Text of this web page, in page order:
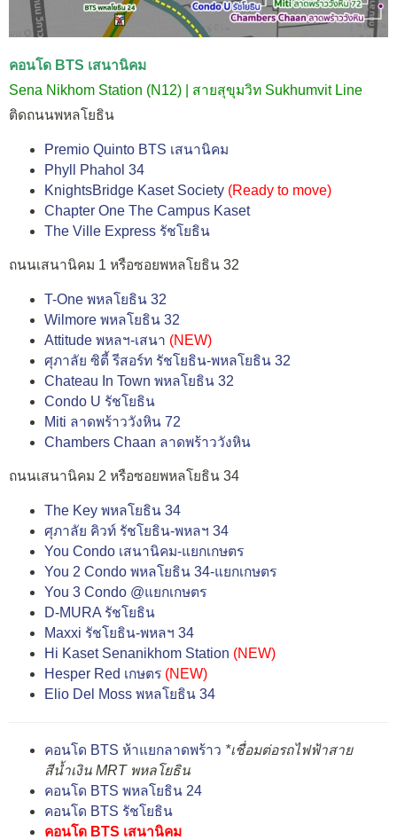
คอนโด BTS เสนานิคม
Sena Nikhom Station (N12) | สายสุขุมวิท Sukhumvit Line
ติดถนนพหลโยธิน
Premio Quinto BTS เสนานิคม
Phyll Phahol 34
KnightsBridge Kaset Society (Ready to move)
Chapter One The Campus Kaset
The Ville Express รัชโยธิน
ถนนเสนานิคม 1 หรือซอยพหลโยธิน 32
T-One พหลโยธิน 32
Wilmore พหลโยธิน 32
Attitude พหลฯ-เสนา (NEW)
ศุภาลัย ซิตี้ รีสอร์ท รัชโยธิน-พหลโยธิน 32
Chateau In Town พหลโยธิน 32
Condo U รัชโยธิน
Miti ลาดพร้าววังหิน 72
Chambers Chaan ลาดพร้าววังหิน
ถนนเสนานิคม 2 หรือซอยพหลโยธิน 34
The Key พหลโยธิน 34
ศุภาลัย คิวท์ รัชโยธิน-พหลฯ 34
You Condo เสนานิคม-แยกเกษตร
You 2 Condo พหลโยธิน 34-แยกเกษตร
You 3 Condo @แยกเกษตร
D-MURA รัชโยธิน
Maxxi รัชโยธิน-พหลฯ 34
Hi Kaset Senanikhom Station (NEW)
Hesper Red เกษตร (NEW)
Elio Del Moss พหลโยธิน 34
คอนโด BTS ห้าแยกลาดพร้าว *เชื่อมต่อรถไฟฟ้าสาย
สีน้ำเงิน MRT พหลโยธิน
คอนโด BTS พหลโยธิน 24
คอนโด BTS รัชโยธิน
คอนโด BTS เสนานิคม